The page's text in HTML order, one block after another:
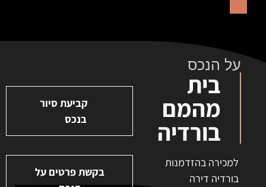
על הנכס
בית
מהמם
בורדיה
למכירה בהזדמנות
בורדיה דירה
קביעת סיור
בנכס
בקשת פרטים על